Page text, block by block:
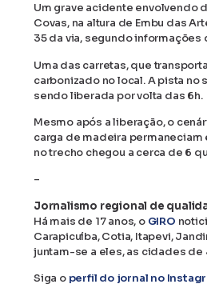
Um grave acidente envolvendo
Covas, na altura de Embu das
35 da via, segundo informações
Uma das carretas, que
carbonizado no local. A pista
sendo liberada por volta das 6h.
Mesmo após a liberação, o
carga de madeira permaneciam
no trecho chegou a cerca de 6
–
Jornalismo regional de
Há mais de 17 anos, o GIRO
Carapicuíba, Cotia, Itapevi,
juntam-se a eles, as cidades de
Siga o perfil do jornal no